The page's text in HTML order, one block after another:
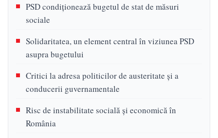
PSD condiționează bugetul de stat de măsuri
sociale
Solidaritatea, un element central în viziunea PSD
asupra bugetului
Critici la adresa politicilor de austeritate și a
conducerii guvernamentale
Risc de instabilitate socială și economică în
România